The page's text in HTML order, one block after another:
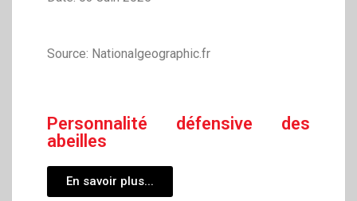
Source: Nationalgeographic.fr
Personnalité défensive des
abeilles
En savoir plus...